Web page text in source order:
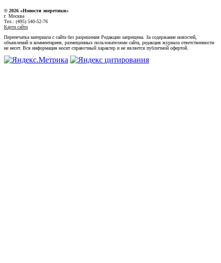
© 2026 «Новости энеретики»
г. Москва
Тел.: (495) 540-52-76
Карта сайта
Перепечатка материала с сайта без разрешения Редакции запрещена. За содержание новостей,
объявлений и комментариев, размещенных пользователями сайта, редакция журнала ответственности
не несет. Вся информация носит справочный характер и не является публичной офертой.